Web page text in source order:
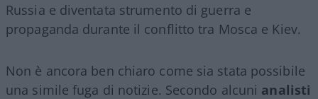
Russia e diventata strumento di guerra e
propaganda durante il conflitto tra Mosca e Kiev.
Non è ancora ben chiaro come sia stata possibile
una simile fuga di notizie. Secondo alcuni analisti